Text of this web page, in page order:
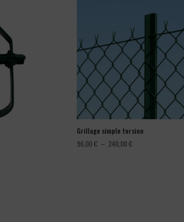
Grillage simple torsion
96,00€ – 240,00€